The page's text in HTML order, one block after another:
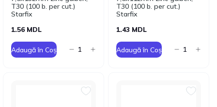
T30 (100 b. per cut.)
Starfix
1.56 MDL
Adaugă în Coș
T30 (100 b. per cut.)
Starfix
1.43 MDL
Adaugă în Coș